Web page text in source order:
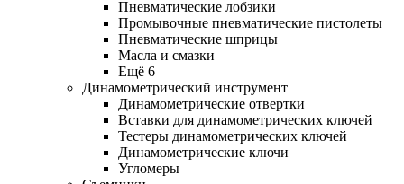
Пневматические лобзики
Промывочные пневматические пистолеты
Пневматические шприцы
Масла и смазки
Ещё 6
Динамометрический инструмент
Динамометрические отвертки
Вставки для динамометрических ключей
Тестеры динамометрических ключей
Динамометрические ключи
Угломеры